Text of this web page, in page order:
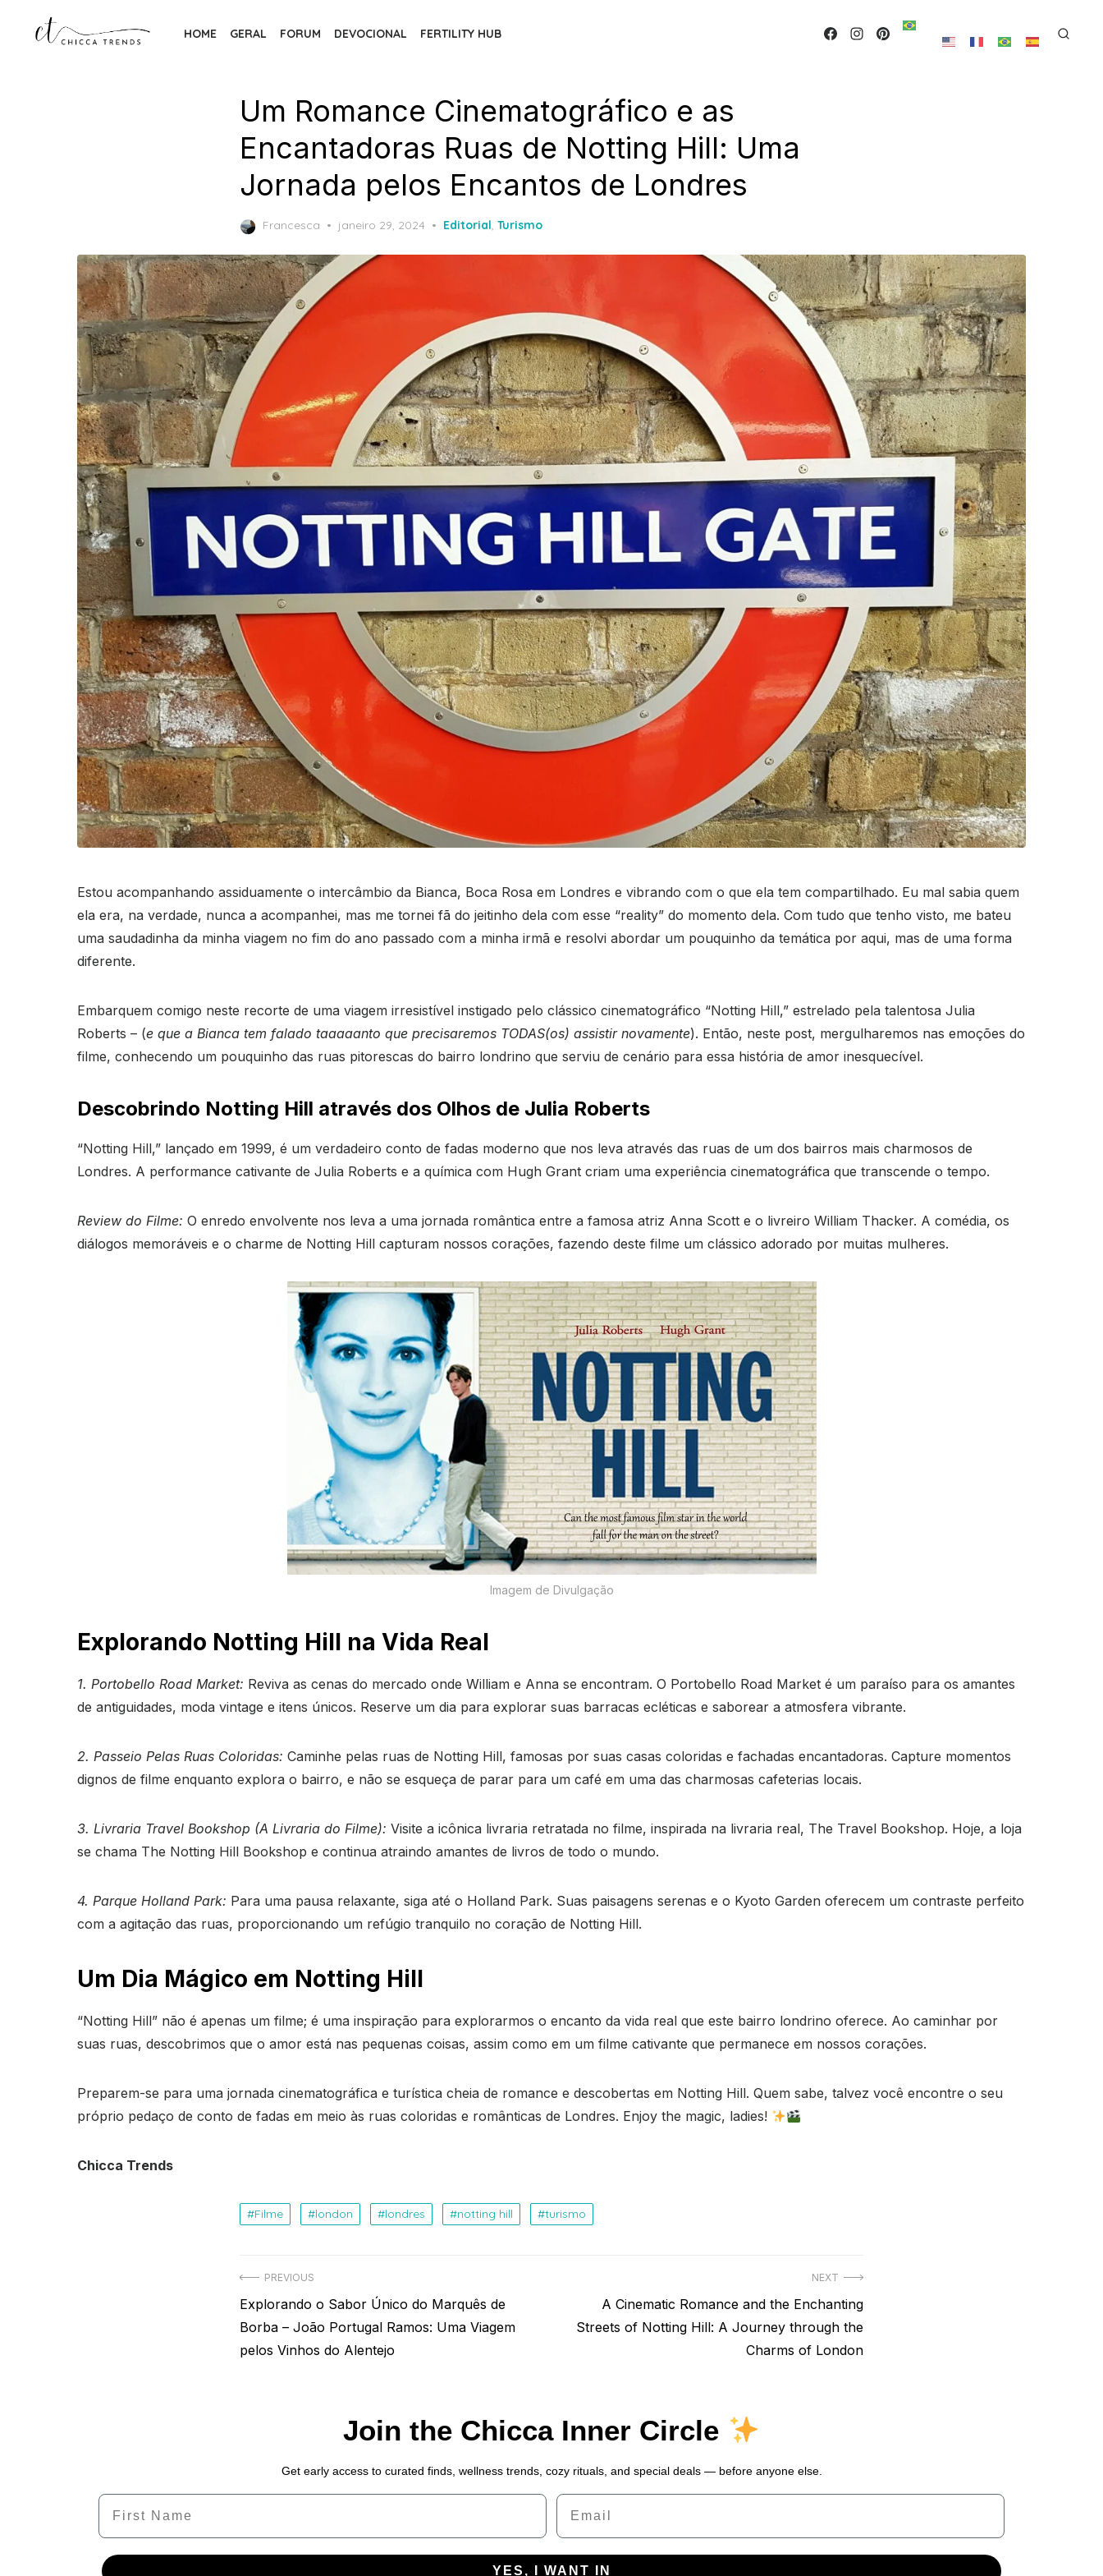
HOME GERAL FORUM DEVOCIONAL FERTILITY HUB
Um Romance Cinematográfico e as
Encantadoras Ruas de Notting Hill: Uma
Jornada pelos Encantos de Londres
Francesca
Posted
janeiro 29, 2024 Editorial, Turismo
Estou acompanhando assiduamente o intercâmbio da Bianca, Boca Rosa em Londres e vibrando com o que ela tem compartilhado. Eu mal sabia quem
ela era, na verdade, nunca a acompanhei, mas me tornei fã do jeitinho dela com esse “reality” do momento dela. Com tudo que tenho visto, me bateu
uma saudadinha da minha viagem no fim do ano passado com a minha irmã e resolvi abordar um pouquinho da temática por aqui, mas de uma forma
diferente.
Embarquem comigo neste recorte de uma viagem irresistível instigado pelo clássico cinematográfico “Notting Hill,” estrelado pela talentosa Julia
Roberts – (e que a Bianca tem falado taaaaanto que precisaremos TODAS(os) assistir novamente). Então, neste post, mergulharemos nas emoções do
filme, conhecendo um pouquinho das ruas pitorescas do bairro londrino que serviu de cenário para essa história de amor inesquecível.
Descobrindo Notting Hill através dos Olhos de Julia Roberts
“Notting Hill,” lançado em 1999, é um verdadeiro conto de fadas moderno que nos leva através das ruas de um dos bairros mais charmosos de
Londres. A performance cativante de Julia Roberts e a química com Hugh Grant criam uma experiência cinematográfica que transcende o tempo.
Review do Filme: O enredo envolvente nos leva a uma jornada romântica entre a famosa atriz Anna Scott e o livreiro William Thacker. A comédia, os
diálogos memoráveis e o charme de Notting Hill capturam nossos corações, fazendo deste filme um clássico adorado por muitas mulheres.
Imagem de Divulgação
Explorando Notting Hill na Vida Real
1. Portobello Road Market: Reviva as cenas do mercado onde William e Anna se encontram. O Portobello Road Market é um paraíso para os amantes
de antiguidades, moda vintage e itens únicos. Reserve um dia para explorar suas barracas ecléticas e saborear a atmosfera vibrante.
2. Passeio Pelas Ruas Coloridas: Caminhe pelas ruas de Notting Hill, famosas por suas casas coloridas e fachadas encantadoras. Capture momentos
dignos de filme enquanto explora o bairro, e não se esqueça de parar para um café em uma das charmosas cafeterias locais.
3. Livraria Travel Bookshop (A Livraria do Filme): Visite a icônica livraria retratada no filme, inspirada na livraria real, The Travel Bookshop. Hoje, a loja
se chama The Notting Hill Bookshop e continua atraindo amantes de livros de todo o mundo.
4. Parque Holland Park: Para uma pausa relaxante, siga até o Holland Park. Suas paisagens serenas e o Kyoto Garden oferecem um contraste perfeito
com a agitação das ruas, proporcionando um refúgio tranquilo no coração de Notting Hill.
Um Dia Mágico em Notting Hill
“Notting Hill” não é apenas um filme; é uma inspiração para explorarmos o encanto da vida real que este bairro londrino oferece. Ao caminhar por
suas ruas, descobrimos que o amor está nas pequenas coisas, assim como em um filme cativante que permanece em nossos corações.
Preparem-se para uma jornada cinematográfica e turística cheia de romance e descobertas em Notting Hill. Quem sabe, talvez você encontre o seu
próprio pedaço de conto de fadas em meio às ruas coloridas e românticas de Londres. Enjoy the magic, ladies!
Chicca Trends
Filme london londres notting hill turismo
Navegação
de
Post
PREVIOUS
Previous
post:
Explorando o Sabor Único do Marquês de
Borba – João Portugal Ramos: Uma Viagem
pelos Vinhos do Alentejo
NEXT
post:
A Cinematic Romance and the Enchanting
Streets of Notting Hill: A Journey through the
Charms of London
Join the Chicca Inner Circle
Get early access to curated finds, wellness trends, cozy rituals, and special deals — before anyone else.
Name Email
YES, I WANT IN